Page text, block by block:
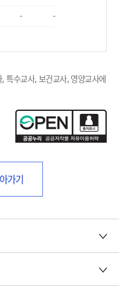
- -
특수교사, 보건교사, 영양교사에
가기